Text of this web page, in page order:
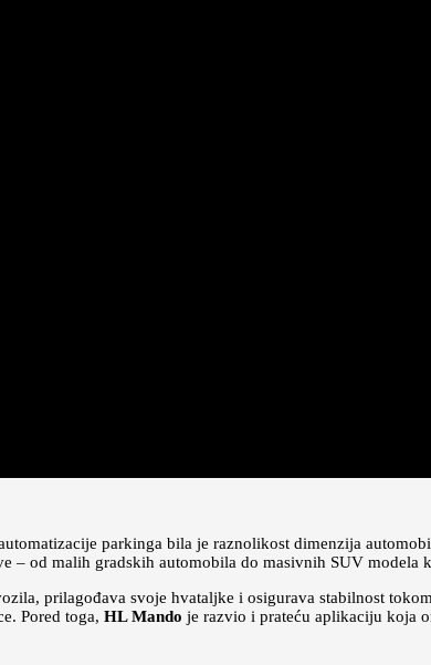
parkinga bila je raznolikost dimenzija
– od malih gradskih automobila do masivnih SUV modela
prilagođava svoje hvataljke i osigurava stabilnost
Pored toga, HL Mando je razvio i prateću aplikaciju koja